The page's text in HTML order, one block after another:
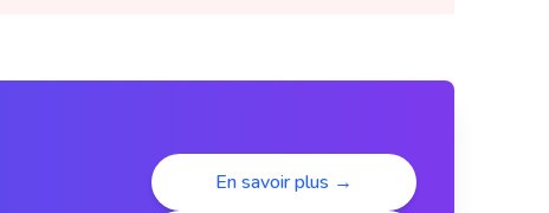
En savoir plus →